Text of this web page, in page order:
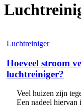
Hoeveel
verbruikt
een
luchtreiniger?
Luchtreiniger
Hoeveel stroom
luchtreiniger?
Veel huizen zijn
Een nadeel hiervan